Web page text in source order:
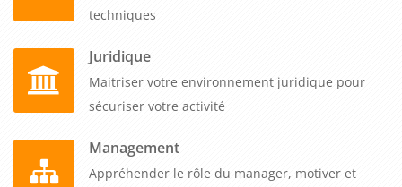
techniques
Juridique
Maitriser votre environnement juridique pour
sécuriser votre activité
Management
Appréhender le rôle du manager, motiver et